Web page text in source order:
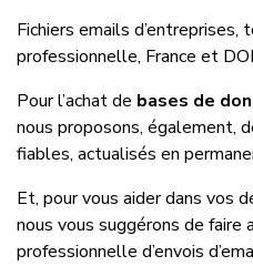
Fichiers emails d’entreprises,
professionnelle, France et
Pour l’achat de bases de
nous proposons, également,
fiables, actualisés en
Et, pour vous aider dans vos
nous vous suggérons de faire
professionnelle d’envois